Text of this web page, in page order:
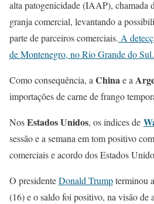
alta patogenicidade (IAAP), chamada
granja comercial, levantando a
parte de parceiros comerciais. A
de Montenegro, no Rio Grande do Sul.
Como consequência, a Chinae a
importações de carne de frango
NosEstados Unidos, os índices de
sessão e a semana em tom positivo
comerciais e acordo dos Estados
O presidenteDonald Trumpterminou
(16) e o saldo foi positivo, na visão de